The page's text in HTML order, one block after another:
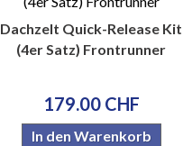
Dachzelt Quick-Release Kit
(4er Satz) Frontrunner
179.00 CHF
In den Warenkorb